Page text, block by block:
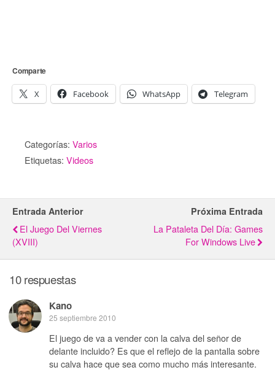
Comparte
X Facebook WhatsApp Telegram
Categorías: Varios
Etiquetas: Videos
Entrada Anterior
El Juego Del Viernes
(XVIII)
Próxima Entrada
La Pataleta Del Día: Games
For Windows Live
10 respuestas
Kano
25 septiembre 2010
El juego de va a vender con la calva del señor de
delante incluido? Es que el reflejo de la pantalla sobre
su calva hace que sea como mucho más interesante.